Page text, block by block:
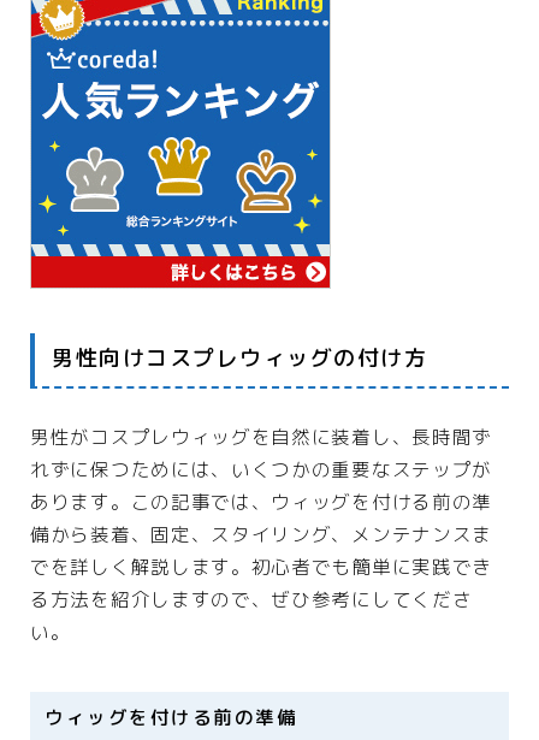
男性向けコスプレウィッグの付け方
男性がコスプレウィッグを自然に装着し、長時間ず
れずに保つためには、いくつかの重要なステップが
あります。この記事では、ウィッグを付ける前の準
備から装着、固定、スタイリング、メンテナンスま
でを詳しく解説します。初心者でも簡単に実践でき
る方法を紹介しますので、ぜひ参考にしてくださ
い。
ウィッグを付ける前の準備